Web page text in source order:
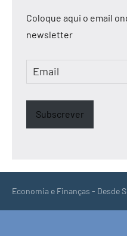
Coloque aqui o email
newsletter
Email
Subscrever
Economia e Finanças - Desde